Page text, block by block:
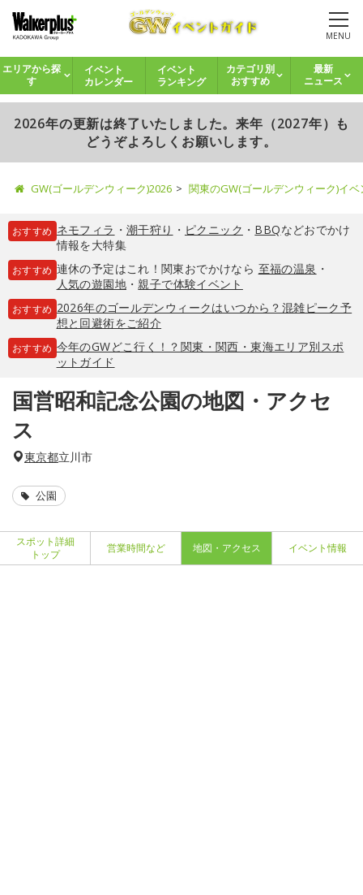
MENU
エリアから探
す
イベント
カレンダー
イベント
ランキング
カテゴリ別
おすすめ
最新
ニュース
2026年の更新は終了いたしました。来年（2027年）も
どうぞよろしくお願いします。
GW(ゴールデンウィーク)2026 関東のGW(ゴールデンウィーク)イ
おすすめ ネモフィラ ・ 潮干狩り ・ ピクニック ・ BBQなどおでかけ
情報を大特集
おすすめ 連休の予定はこれ！関東おでかけなら 至福の温泉 ・
人気の遊園地・親子で体験イベント
おすすめ 2026年のゴールデンウィークはいつから？混雑ピーク予
想と回避術をご紹介
おすすめ 今年のGWどこ行く！？関東・関西・東海エリア別スポ
ットガイド
国営昭和記念公園の地図・アクセ
ス
東京都立川市
公園
スポット詳細
トップ
営業時間など 地図・アクセス イベント情報